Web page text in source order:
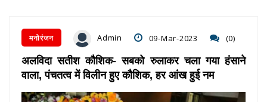
मनोरंजन Admin 09-Mar-2023 (0)
अलविदा सतीश कौशिक- सबको रुलाकर चला गया हंसाने
वाला, पंचतत्व में विलीन हुए कौशिक, हर आंख हुई नम